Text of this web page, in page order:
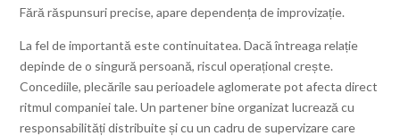
Fără răspunsuri precise, apare dependența de improvizație.
La fel de importantă este continuitatea. Dacă întreaga relație
depinde de o singură persoană, riscul operațional crește.
Concediile, plecările sau perioadele aglomerate pot afecta direct
ritmul companiei tale. Un partener bine organizat lucrează cu
responsabilități distribuite și cu un cadru de supervizare care